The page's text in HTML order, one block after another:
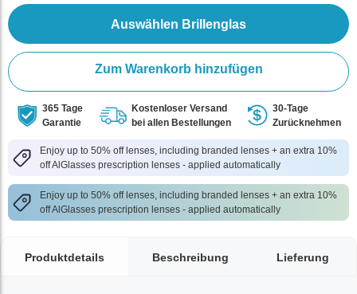
Auswählen Brillenglas
Zum Warenkorb hinzufügen
365 Tage
Garantie
Kostenloser Versand
bei allen Bestellungen
30-Tage
Zurücknehmen
Enjoy up to 50% off lenses, including branded lenses + an extra 10%
off AlGlasses prescription lenses - applied automatically
Enjoy up to 50% off lenses, including branded lenses + an extra 10%
off AlGlasses prescription lenses - applied automatically
Produktdetails Beschreibung Lieferung